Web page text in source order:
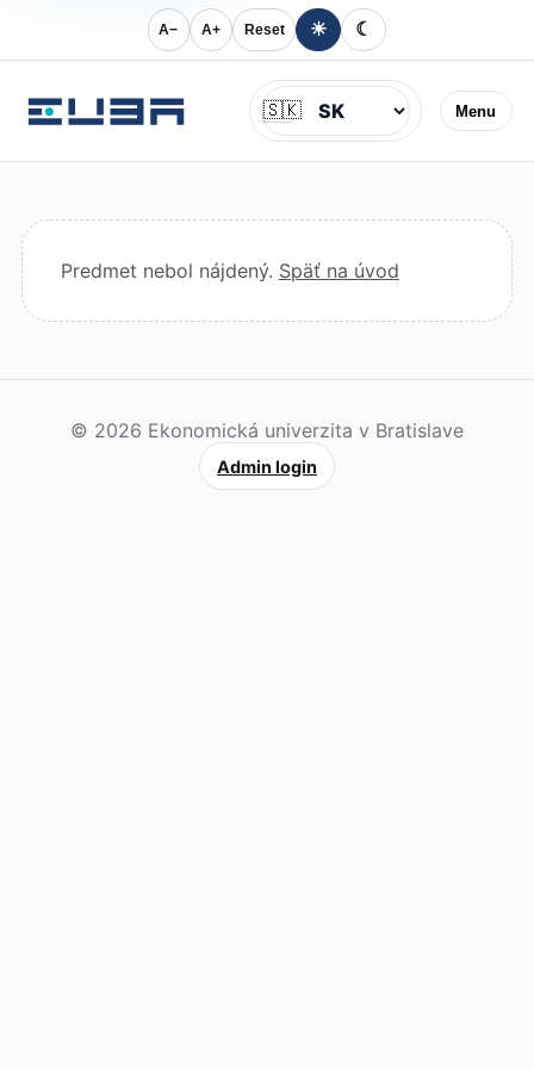
A− A+ Reset ☀ ☾
Menu
Jazyk
🇸🇰
Predmet nebol nájdený. Späť na úvod
© 2026 Ekonomická univerzita v Bratislave
Admin login